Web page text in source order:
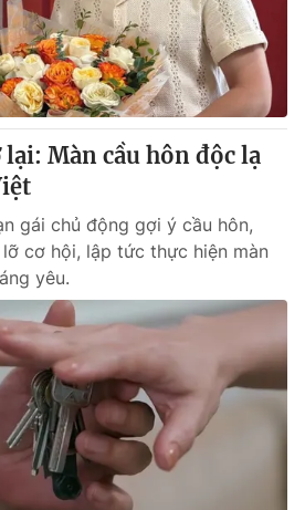
Màn cầu hôn độc lạ
gái chủ động gợi ý cầu hôn,
cơ hội, lập tức thực hiện màn
yêu.